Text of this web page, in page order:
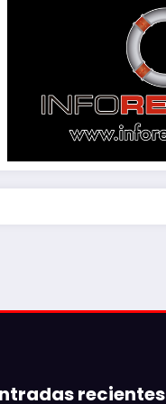
recientes